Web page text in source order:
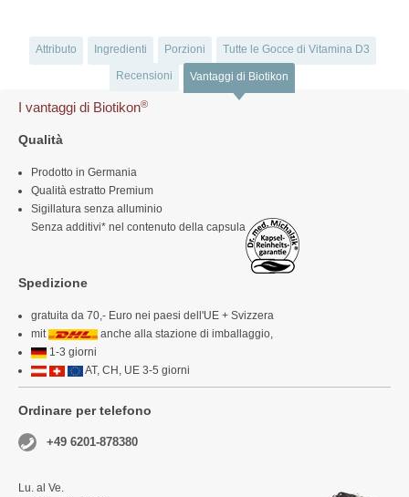
Attributo Ingredienti Porzioni Tutte le Gocce di Vitamina D3
Recensioni Vantaggi di Biotikon
I vantaggi di Biotikon®
Qualità
Prodotto in Germania
Qualità estratto Premium
Sigillatura senza alluminio
Senza additivi* nel contenuto della capsula
Spedizione
gratuita da 70,- Euro nei paesi dell'UE + Svizzera
mit
anche alla stazione di imballaggio,
1-3 giorni
AT, CH, UE 3-5 giorni
Ordinare per telefono
+49 6201-878380
Lu. al Ve.